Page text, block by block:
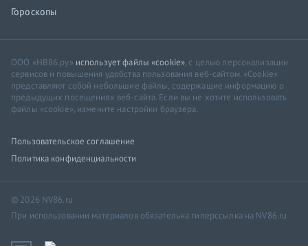
Гороскопы
ООО «НВ86.ру» использует файлы «cookie», с целью персонализации
сервисов и повышения удобства пользования веб-сайтом. «Cookie»
представляют собой небольшие файлы, содержащие информацию о
предыдущих посещениях веб-сайта. Если вы не хотите использовать
файлы «cookie», измените настройки браузера.
Пользовательское соглашение
Политика конфиденциальности
© 2026 NV86.ru
При использовании материалов обязательна гиперссылка на NV86.ru